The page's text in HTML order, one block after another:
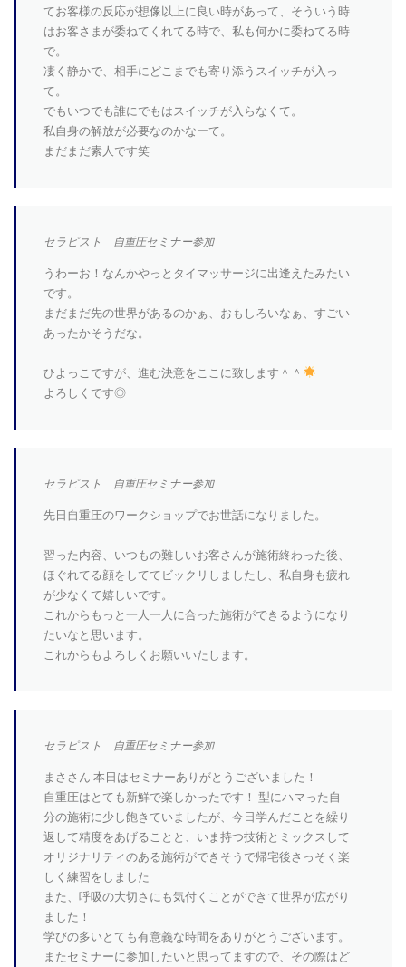
てお客様の反応が想像以上に良い時があって、そういう時
はお客さまが委ねてくれてる時で、私も何かに委ねてる時
で。
凄く静かで、相手にどこまでも寄り添うスイッチが入っ
て。
でもいつでも誰にでもはスイッチが入らなくて。
私自身の解放が必要なのかなーて。
まだまだ素人です笑
セラピスト 自重圧セミナー参加
うわーお！なんかやっとタイマッサージに出逢えたみたい
です。
まだまだ先の世界があるのかぁ、おもしろいなぁ、すごい
あったかそうだな。
ひよっこですが、進む決意をここに致します＾＾
よろしくです◎
セラピスト 自重圧セミナー参加
先日自重圧のワークショップでお世話になりました。
習った内容、いつもの難しいお客さんが施術終わった後、
ほぐれてる顔をしててビックリしましたし、私自身も疲れ
が少なくて嬉しいです。
これからもっと一人一人に合った施術ができるようになり
たいなと思います。
これからもよろしくお願いいたします。
セラピスト 自重圧セミナー参加
まささん 本日はセミナーありがとうございました！
自重圧はとても新鮮で楽しかったです！ 型にハマった自
分の施術に少し飽きていましたが、今日学んだことを繰り
返して精度をあげることと、いま持つ技術とミックスして
オリジナリティのある施術ができそうで帰宅後さっそく楽
しく練習をしました
また、呼吸の大切さにも気付くことができて世界が広がり
ました！
学びの多いとても有意義な時間をありがとうございます。
またセミナーに参加したいと思ってますので、その際はど